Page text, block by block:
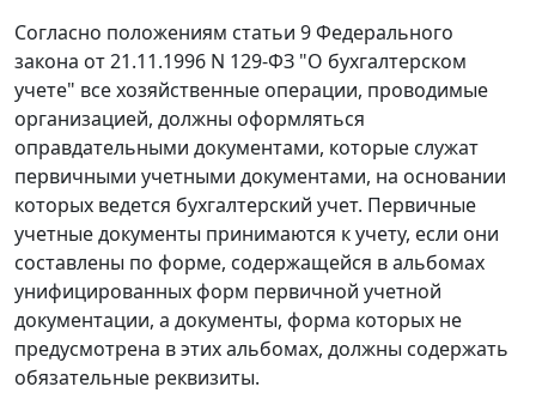
Согласно положениям статьи 9Федерального
закона от 21.11.1996 N 129-ФЗ "О бухгалтерском
учете" все хозяйственные операции, проводимые
организацией, должны оформляться
оправдательными документами, которые служат
первичными учетными документами, на основании
которых ведется бухгалтерский учет. Первичные
учетные документы принимаются к учету, если они
составлены по форме, содержащейся в альбомах
унифицированных форм первичной учетной
документации, а документы, форма которых не
предусмотрена в этих альбомах, должны содержать
обязательные реквизиты.